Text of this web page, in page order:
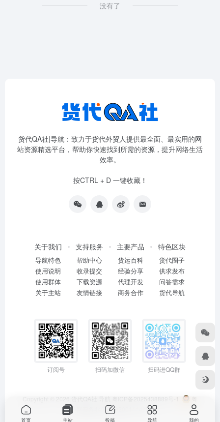
没有了
货代QA社|导航：致力于货代外贸人提供最全面、最实用的网
站资源精选平台，帮助你快速找到所需的资源，提升网络生活
效率。
按CTRL + D 一键收藏！
关于我们
导航特色
使用说明
使用群体
关于主站
支持服务
帮助中心
收录提交
下载资源
友情链接
主要产品
货运百科
经验分享
代理开发
商务合作
特色区块
货代圈子
供求发布
问答需求
货代导航
订阅号 扫码加微信 扫码进QQ群
Copyright © 2026 货代QA社·导航 粤ICP备2025438889号-1
粤
公网安备44011402001114号
首页 主站 投稿 导航 我的